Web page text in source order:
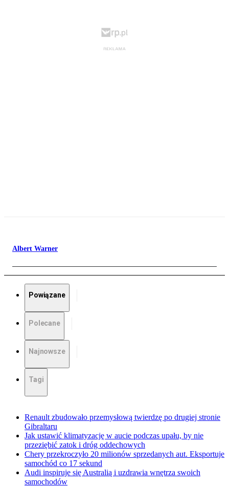
Albert Warner
Powiązane
Polecane
Najnowsze
Tagi
Renault zbudowało przemysłową twierdzę po drugiej stronie
Gibraltaru
Jak ustawić klimatyzację w aucie podczas upału, by nie
przeziębić zatok i dróg oddechowych
Chery przekroczyło 20 milionów sprzedanych aut. Eksportuje
samochód co 17 sekund
Audi inspiruje się Australią i uzdrawia wnętrza swoich
samochodów